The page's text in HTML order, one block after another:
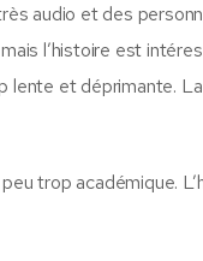
audio et des
l’histoire est
lente et déprimante.
trop académique.